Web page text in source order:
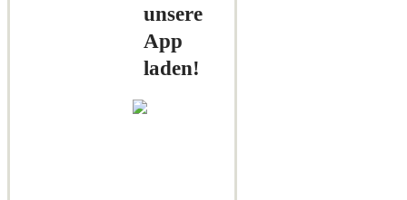
unsere
App
laden!